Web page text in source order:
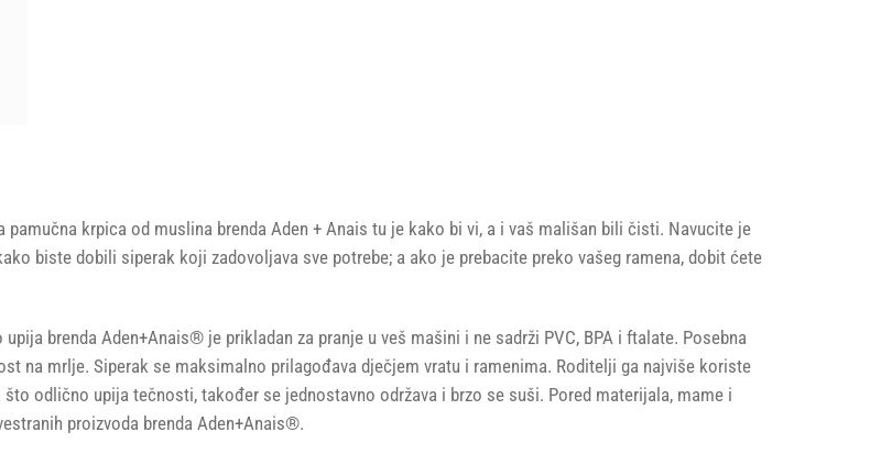
krpica od muslina brenda Aden + Anais tu je kako bi vi, a i vaš mališan bili čisti. Navucite je
biste dobili siperak koji zadovoljava sve potrebe; a ako je prebacite preko vašeg ramena, dobit ćete
brenda Aden+Anais® je prikladan za pranje u veš mašini i ne sadrži PVC, BPA i ftalate. Posebna
na mrlje. Siperak se maksimalno prilagođava dječjem vratu i ramenima. Roditelji ga najviše koriste
odlično upija tečnosti, također se jednostavno održava i brzo se suši. Pored materijala, mame i
proizvoda brenda Aden+Anais®.